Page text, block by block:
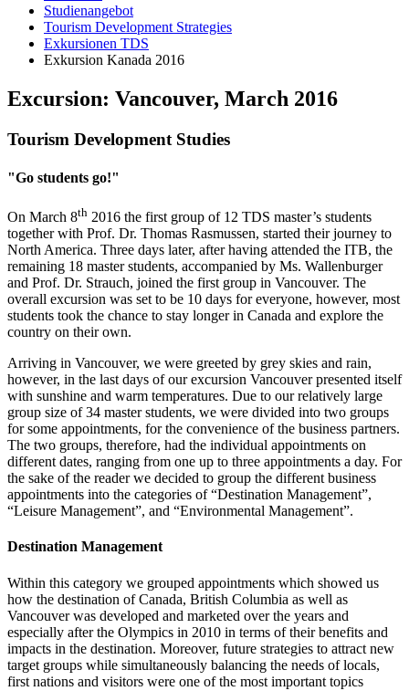
Studienangebot
Tourism Development Strategies
Exkursionen TDS
Exkursion Kanada 2016
Ex­cur­si­on: Van­cou­ver, March 2016
Tou­rism De­ve­lop­ment Stu­dies
"Go stu­dents go!"
On March 8th 2016 the first group of 12 TDS master’s students
together with Prof. Dr. Thomas Rasmussen, started their journey to
North America. Three days later, after having attended the ITB, the
remaining 18 master students, accompanied by Ms. Wallenburger
and Prof. Dr. Strauch, joined the first group in Vancouver. The
overall excursion was set to be 10 days for everyone, however, most
students took the chance to stay longer in Canada and explore the
country on their own.
Arriving in Vancouver, we were greeted by grey skies and rain,
however, in the last days of our excursion Vancouver presented itself
with sunshine and warm temperatures. Due to our relatively large
group size of 34 master students, we were divided into two groups
for some appointments, for the convenience of the business partners.
The two groups, therefore, had the individual appointments on
different dates, ranging from one up to three appointments a day. For
the sake of the reader we decided to group the different business
appointments into the categories of “Destination Management”,
“Leisure Management”, and “Environmental Management”.
De­sti­na­ti­on Ma­nage­ment
Within this category we grouped appointments which showed us
how the destination of Canada, British Columbia as well as
Vancouver was developed and marketed over the years and
especially after the Olympics in 2010 in terms of their benefits and
impacts in the destination. Moreover, future strategies to attract new
target groups while simultaneously balancing the needs of locals,
first nations and visitors were one of the most important topics